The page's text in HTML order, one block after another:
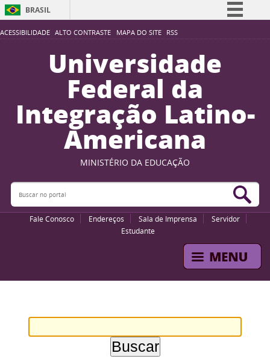
ACESSIBILIDADE ALTO CONTRASTE MAPA DO SITE RSS
BRASIL
Simplifique!
Participe
Acesso à informação
Legislação
Canais
Universidade
Federal da
Integração Latino-
Americana
MINISTÉRIO DA EDUCAÇÃO
Buscar no portal
Fale Conosco Endereços Sala de Imprensa
Servidor
Estudante